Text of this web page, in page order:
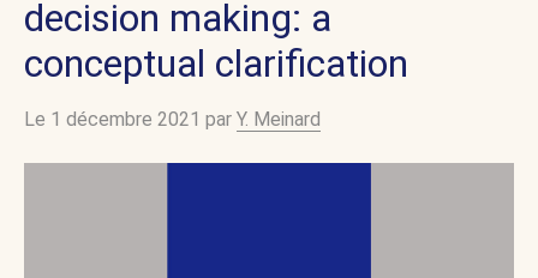
decision making: a
conceptual clarification
Le 1 décembre 2021 par Y. Meinard